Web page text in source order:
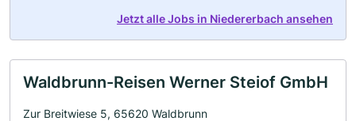
Jetzt alle Jobs in Niedererbach ansehen
Waldbrunn-Reisen Werner Steiof GmbH
Zur Breitwiese 5, 65620 Waldbrunn